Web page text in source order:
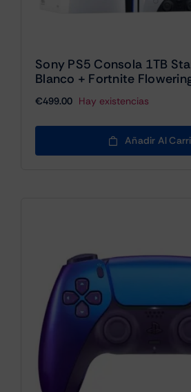
Sony PS5 Consola 1TB
Blanco + Fortnite
€499.00 Hay existencias
Añadir Al